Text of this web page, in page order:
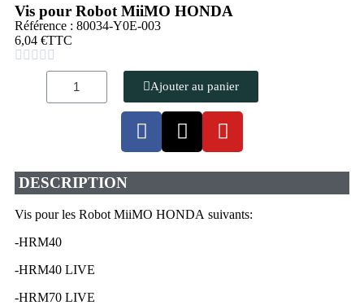
Vis pour Robot MiiMO HONDA
Référence : 80034-Y0E-003
6,04 €TTC
    
Ajouter au panier
DESCRIPTION
Vis pour les Robot MiiMO HONDA suivants:
-HRM40
-HRM40 LIVE
-HRM70 LIVE